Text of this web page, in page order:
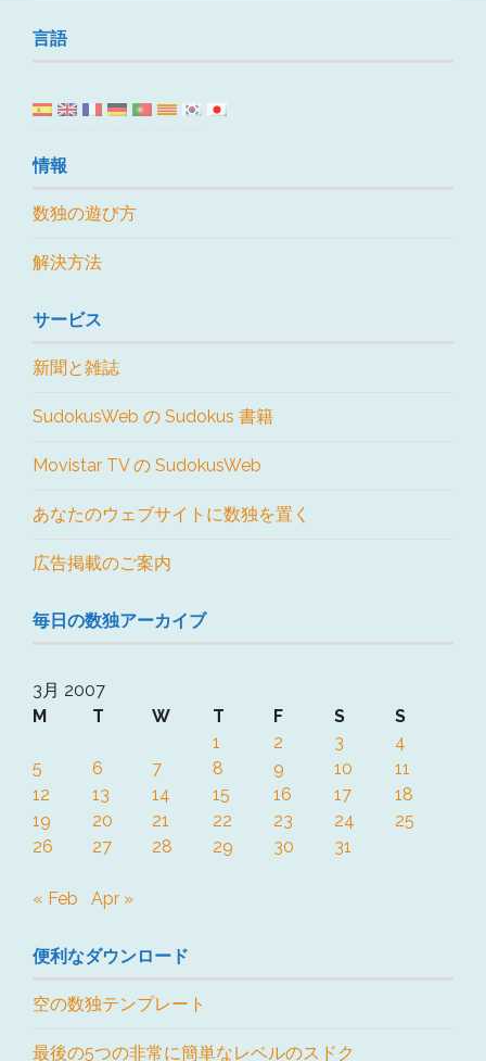
言語
情報
数独の遊び方
解決方法
サービス
新聞と雑誌
SudokusWeb の Sudokus 書籍
Movistar TV の SudokusWeb
あなたのウェブサイトに数独を置く
広告掲載のご案内
毎日の数独アーカイブ
3月 2007
M
T W T F S
S
1
2 3
4
5
6 7 8 9 10
11
12
13 14 15 16 17
18
19
20 21 22 23 24
25
26
27 28 29 30 31
« Feb Apr »
便利なダウンロード
空の数独テンプレート
最後の5つの非常に簡単なレベルのスドク